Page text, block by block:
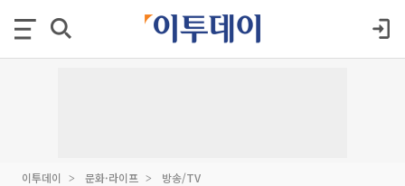
이투데이 문화·라이프 방송/TV